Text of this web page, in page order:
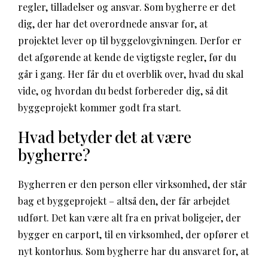
regler, tilladelser og ansvar. Som bygherre er det
dig, der har det overordnede ansvar for, at
projektet lever op til byggelovgivningen. Derfor er
det afgørende at kende de vigtigste regler, før du
går i gang. Her får du et overblik over, hvad du skal
vide, og hvordan du bedst forbereder dig, så dit
byggeprojekt kommer godt fra start.
Hvad betyder det at være
bygherre?
Bygherren er den person eller virksomhed, der står
bag et byggeprojekt – altså den, der får arbejdet
udført. Det kan være alt fra en privat boligejer, der
bygger en carport, til en virksomhed, der opfører et
nyt kontorhus. Som bygherre har du ansvaret for, at